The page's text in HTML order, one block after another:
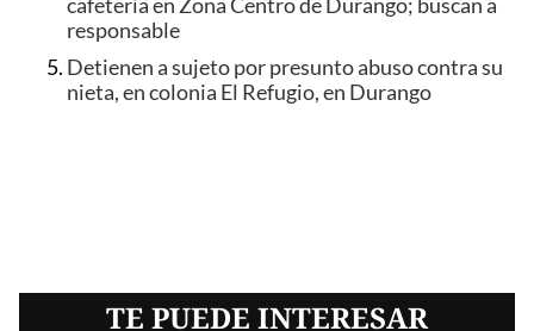
cafetería en Zona Centro de Durango; buscan a
responsable
Detienen a sujeto por presunto abuso contra su
nieta, en colonia El Refugio, en Durango
TE PUEDE INTERESAR